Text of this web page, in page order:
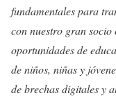
fundamentales para
con nuestro gran
oportunidades de
de niños, niñas y
de brechas digitales y